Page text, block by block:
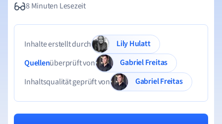
8 Minuten Lesezeit
Inhalte erstellt durch
Lily Hulatt
Quellenüberprüft von
Gabriel Freitas
Inhaltsqualität geprüft von
Gabriel Freitas